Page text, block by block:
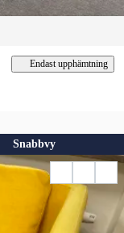
Endast upphämtning
Snabbvy